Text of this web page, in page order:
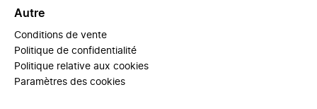
Autre
Conditions de vente
Politique de confidentialité
Politique relative aux cookies
Paramètres des cookies